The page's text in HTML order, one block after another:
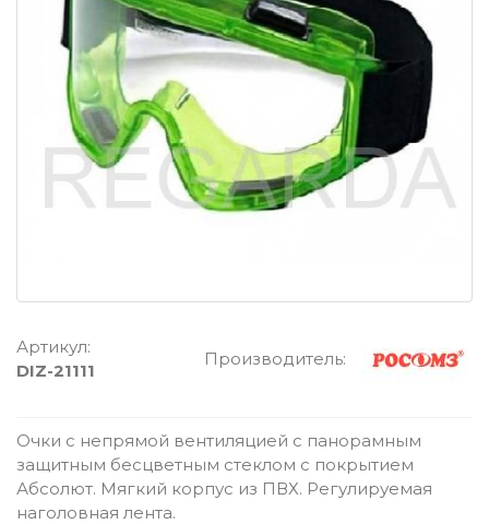
Артикул:
DIZ-21111
Производитель:
Очки с непрямой вентиляцией с панорамным
защитным бесцветным стеклом с покрытием
Абсолют. Мягкий корпус из ПВХ. Регулируемая
наголовная лента.